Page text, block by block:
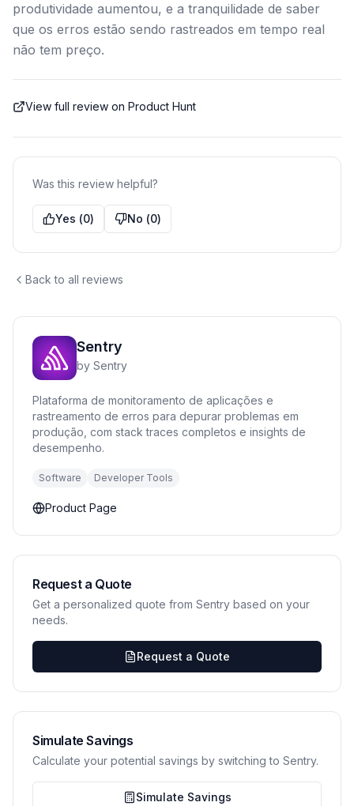
produtividade aumentou, e a tranquilidade de saber
que os erros estão sendo rastreados em tempo real
não tem preço.
View full review on Product Hunt
Was this review helpful?
Yes (0) No (0)
Back to all reviews
Sentry
by Sentry
Plataforma de monitoramento de aplicações e
rastreamento de erros para depurar problemas em
produção, com stack traces completos e insights de
desempenho.
Software Developer Tools
Product Page
Request a Quote
Get a personalized quote from Sentry based on your
needs.
Request a Quote
Simulate Savings
Calculate your potential savings by switching to Sentry.
Simulate Savings